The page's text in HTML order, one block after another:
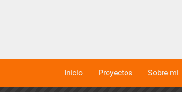
Inicio Proyectos Sobre mi